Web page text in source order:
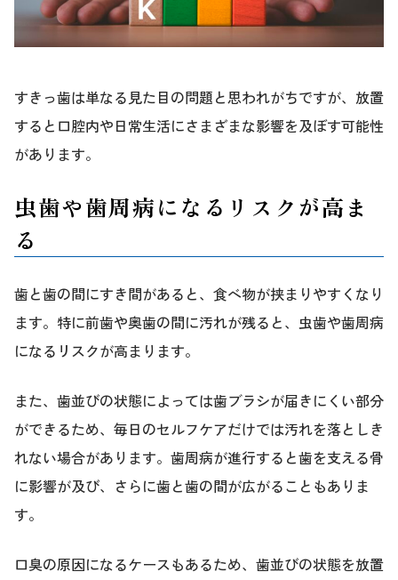
すきっ歯は単なる見た目の問題と思われがちですが、放置
すると口腔内や日常生活にさまざまな影響を及ぼす可能性
があります。
虫歯や歯周病になるリスクが高ま
る
歯と歯の間にすき間があると、食べ物が挟まりやすくなり
ます。特に前歯や奥歯の間に汚れが残ると、虫歯や歯周病
になるリスクが高まります。
また、歯並びの状態によっては歯ブラシが届きにくい部分
ができるため、毎日のセルフケアだけでは汚れを落としき
れない場合があります。歯周病が進行すると歯を支える骨
に影響が及び、さらに歯と歯の間が広がることもありま
す。
口臭の原因になるケースもあるため、歯並びの状態を放置